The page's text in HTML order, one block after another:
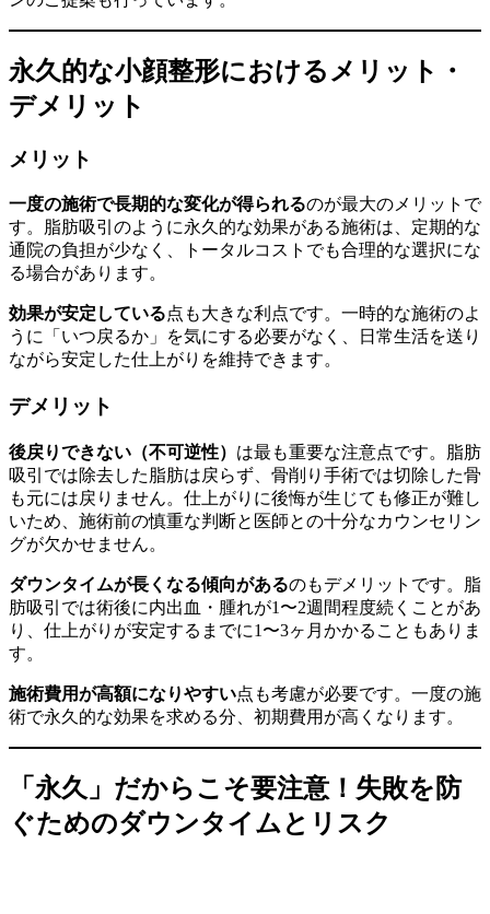
永久的な小顔整形におけるメリット・
デメリット
メリット
一度の施術で長期的な変化が得られるのが最大のメリットで
す。脂肪吸引のように永久的な効果がある施術は、定期的な
通院の負担が少なく、トータルコストでも合理的な選択にな
る場合があります。
効果が安定している点も大きな利点です。一時的な施術のよ
うに「いつ戻るか」を気にする必要がなく、日常生活を送り
ながら安定した仕上がりを維持できます。
デメリット
後戻りできない（不可逆性） は最も重要な注意点です。脂肪
吸引では除去した脂肪は戻らず、骨削り手術では切除した骨
も元には戻りません。仕上がりに後悔が生じても修正が難し
いため、施術前の慎重な判断と医師との十分なカウンセリン
グが欠かせません。
ダウンタイムが長くなる傾向があるのもデメリットです。脂
肪吸引では術後に内出血・腫れが1〜2週間程度続くことがあ
り、仕上がりが安定するまでに1〜3ヶ月かかることもありま
す。
施術費用が高額になりやすい点も考慮が必要です。一度の施
術で永久的な効果を求める分、初期費用が高くなります。
「永久」だからこそ要注意！失敗を防
ぐためのダウンタイムとリスク